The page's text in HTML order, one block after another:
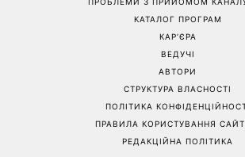
Перейти на повну версію
Контакти:
е-mail: media@1plus1.tv